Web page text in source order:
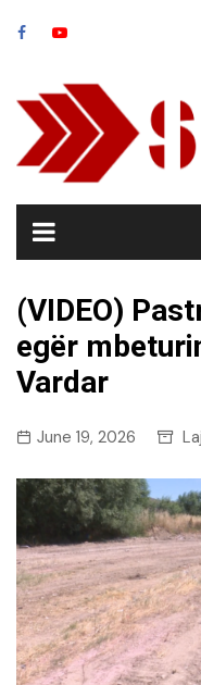
(VIDEO)
egër
Vardar
June 19, 2026